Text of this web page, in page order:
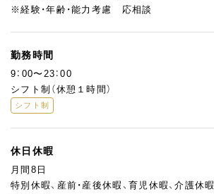
※経験・年齢・能力考慮 応相談
勤務時間
9：00〜23：00
シフト制（休憩１時間）
シフト制
休日休暇
月間8日
特別休暇、産前・産後休暇、育児休暇、介護休暇